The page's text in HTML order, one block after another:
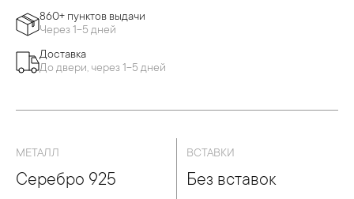
860+ пунктов выдачи
Через 1-5 дней
Доставка
До двери, через 1-5 дней
МЕТАЛЛ
Серебро 925
ВСТАВКИ
Без вставок